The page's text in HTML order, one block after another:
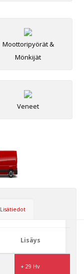
Moottoripyörät &
Mönkijät
Veneet
Lisätiedot
Lisäys
+ 29 Hv